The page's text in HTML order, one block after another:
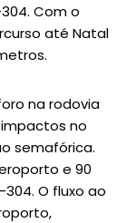
Com o
até Natal
na rodovia
impactos no
semafórica.
e 90
O fluxo ao